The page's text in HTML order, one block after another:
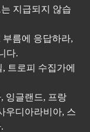
지급되지 않습
부름에 응답하라,
다.
트로피 수집가에
잉글랜드, 프랑
우디아라비아, 스